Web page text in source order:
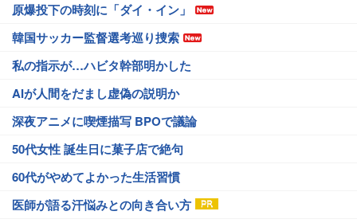
原爆投下の時刻に「ダイ・イン」
韓国サッカー監督選考巡り捜索
私の指示が…ハビタ幹部明かした
AIが人間をだまし虚偽の説明か
深夜アニメに喫煙描写 BPOで議論
50代女性 誕生日に菓子店で絶句
60代がやめてよかった生活習慣
医師が語る汗悩みとの向き合い方